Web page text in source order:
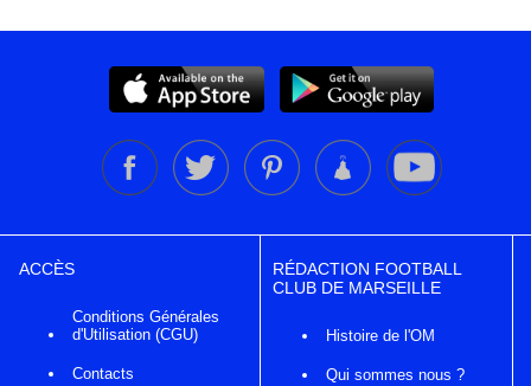
ACCÈS
Conditions Générales
d'Utilisation (CGU)
Contacts
RÉDACTION FOOTBALL
CLUB DE MARSEILLE
Histoire de l'OM
Qui sommes nous ?